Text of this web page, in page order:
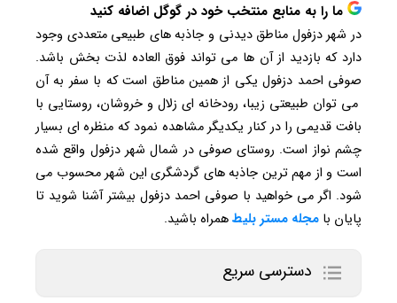
ما را به منابع منتخب خود در گوگل اضافه کنید
در شهر دزفول مناطق دیدنی و جاذبه های طبیعی متعددی وجود
دارد که بازدید از آن ها می تواند فوق العاده لذت بخش باشد.
صوفی احمد دزفول یکی از همین مناطق است که با سفر به آن
می توان طبیعتی زیبا، رودخانه ای زلال و خروشان، روستایی با
بافت قدیمی را در کنار یکدیگر مشاهده نمود که منظره ای بسیار
چشم نواز است. روستای صوفی در شمال شهر دزفول واقع شده
است و از مهم ترین جاذبه های گردشگری این شهر محسوب می
شود. اگر می خواهید با صوفی احمد دزفول بیشتر آشنا شوید تا
پایان با مجله مستربلیطهمراه باشید.
دسترسی سریع